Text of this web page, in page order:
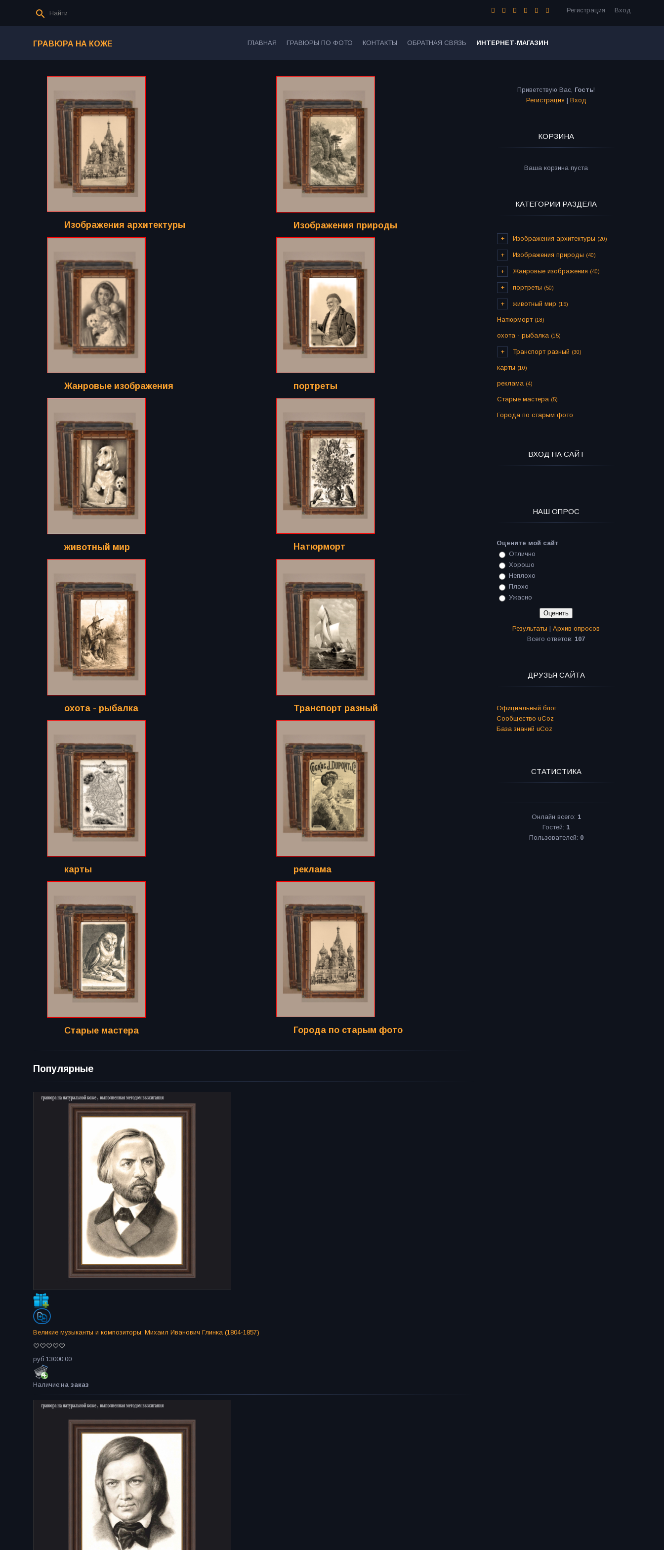
Регистрация Вход
ГРАВЮРА НА КОЖЕ ГЛАВНАЯ ГРАВЮРЫ ПО ФОТО КОНТАКТЫ ОБРАТНАЯ СВЯЗЬ ИНТЕРНЕТ-МАГАЗИН
Изображения архитектуры Изображения природы
Жанровые изображения портреты
животный мир Натюрморт
охота - рыбалка Транспорт разный
карты реклама
Старые мастера Города по старым фото
Популярные
Великие музыканты и композиторы: Михаил Иванович Глинка (1804-1857)
руб.13000.00
Наличие:на заказ
Приветствую Вас, Гость!
Регистрация | Вход
КОРЗИНА
Ваша корзина пуста
КАТЕГОРИИ РАЗДЕЛА
Изображения архитектуры (20)
Изображения природы (40)
Жанровые изображения (40)
портреты (50)
животный мир (15)
Натюрморт (18)
охота - рыбалка (15)
Транспорт разный (30)
карты (10)
реклама (4)
Старые мастера (5)
Города по старым фото
ВХОД НА САЙТ
НАШ ОПРОС
Оцените мой сайт
Отлично
Хорошо
Неплохо
Плохо
Ужасно
Результаты |Архив опросов
Всего ответов: 107
ДРУЗЬЯ САЙТА
Официальный блог
Сообщество uCoz
База знаний uCoz
СТАТИСТИКА
Онлайн всего: 1
Гостей: 1
Пользователей: 0